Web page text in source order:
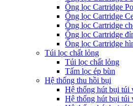
Ống lọc Cartridge
Ống lọc Cartridge
Ống lọc Cartridge
Ống lọc Cartridge
Ống lọc Cartridge
Túi lọc chất lỏng
Túi lọc chất lỏng
Tấm lọc ép bùn
Hệ thống thu hồi bụi
Hệ thống hút bụi túi
Hệ thống hút bụi túi